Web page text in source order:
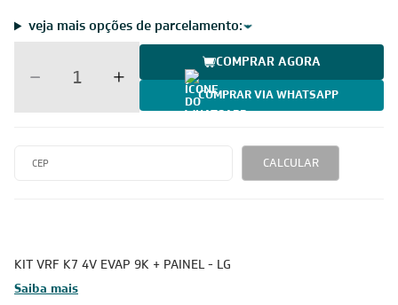
veja mais opções de parcelamento:
COMPRAR AGORA
COMPRAR VIA WHATSAPP
CALCULAR
KIT VRF K7 4V EVAP 9K + PAINEL - LG
Saiba mais